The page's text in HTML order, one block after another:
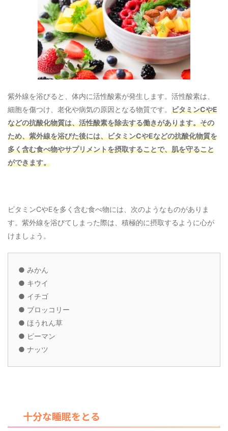
紫外線を浴びると、体内に活性酸素が発生します。活性酸素は、
細胞を傷つけ、老化や病気の原因となる物質です。 ビタミンCやE
などの抗酸化物質は、活性酸素を除去する働きがあります。その
ため、紫外線を浴びた後には、ビタミンCやEなどの抗酸化物質を
多く含む食べ物やサプリメントを摂取することで、肌を守ること
ができます。
ビタミンCやEを多く含む食べ物には、次のようなものがありま
す。紫外線を浴びてしまった際は、積極的に摂取するように心が
けましょう。
● みかん
● キウイ
● イチゴ
● ブロッコリー
● ほうれん草
● ピーマン
● ナッツ
十分な睡眠をとる